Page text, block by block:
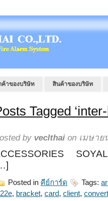
ค้าของบริษัท สินค้าของบริษัท
Tagged
by veclthai on เมษาย
Posted in คีย์การ์ด Tags:
, bracket, card, client,